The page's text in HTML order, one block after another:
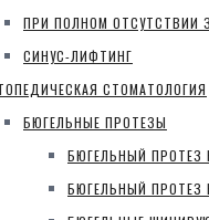
ПРИ ПОЛНОМ ОТСУТСТВИИ
СИНУС-ЛИФТИНГ
СТОМАТОЛОГИЯ
БЮГЕЛЬНЫЕ ПРОТЕЗЫ
БЮГЕЛЬНЫЙ ПРОТЕЗ
БЮГЕЛЬНЫЙ ПРОТЕЗ